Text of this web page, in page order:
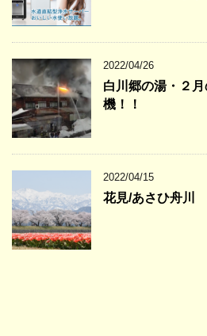
2022/04/26
白川郷の湯・２
機！！
2022/04/15
花見/あさひ舟川